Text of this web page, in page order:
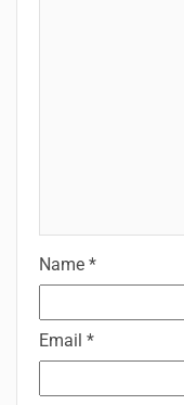
Name *
Email *